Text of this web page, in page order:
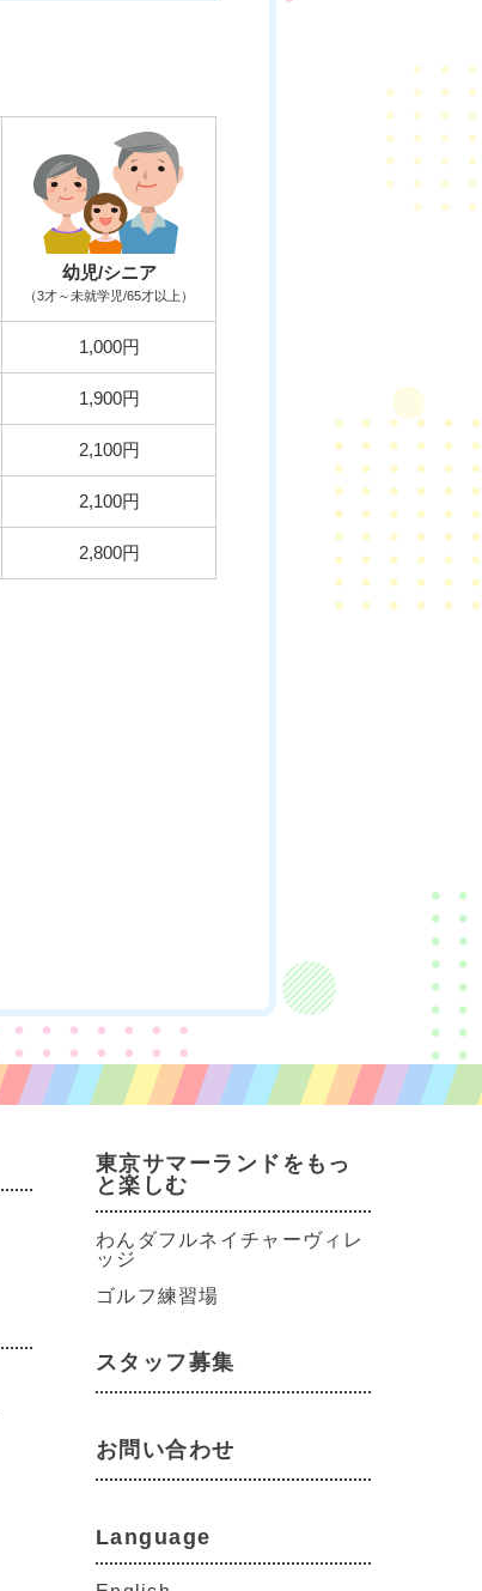
幼児/シニア
（3才～未就学児/65才以上）
1,000円
1,900円
2,100円
2,100円
2,800円
東京サマーランドをもっ
と楽しむ
わんダフルネイチャーヴィレ
ッジ
ゴルフ練習場
スタッフ募集
お問い合わせ
Language